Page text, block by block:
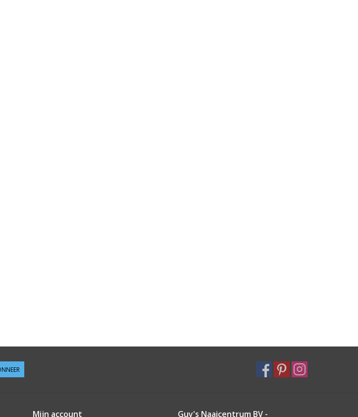
Mijn account Guy's Naaicentrum BV -